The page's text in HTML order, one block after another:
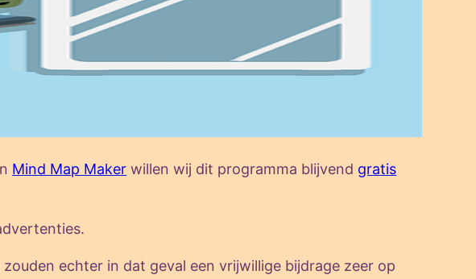
Mind Map Maker willen wij dit programma blijvend gratis
echter in dat geval een vrijwillige bijdrage zeer op